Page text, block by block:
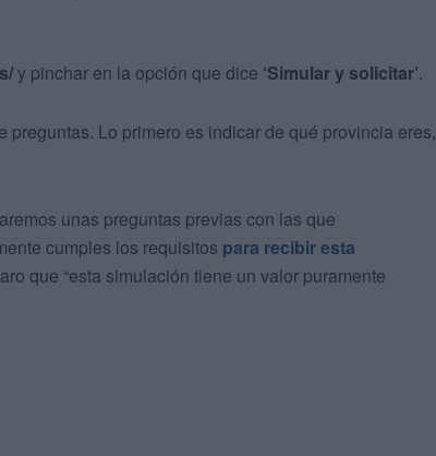
y pinchar en la opción que dice ‘Simular y solicitar’.
Lo primero es indicar de qué provincia eres,
unas preguntas previas con las que
cumples los requisitos para recibir esta
que “esta simulación tiene un valor puramente